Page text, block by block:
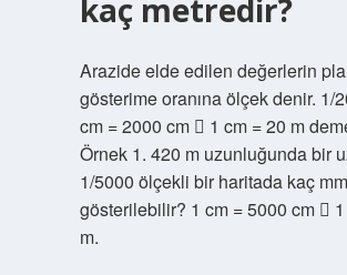
kaç metredir?
Arazide elde edilen değerlerin
gösterime oranına ölçek denir. 1/
cm = 2000 cm  1 cm = 20 m
Örnek 1. 420 m uzunluğunda bir
1/5000 ölçekli bir haritada kaç mm
gösterilebilir? 1 cm = 5000 cm 
m.